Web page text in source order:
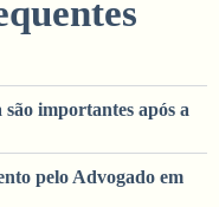
importantes após a
pelo Advogado em